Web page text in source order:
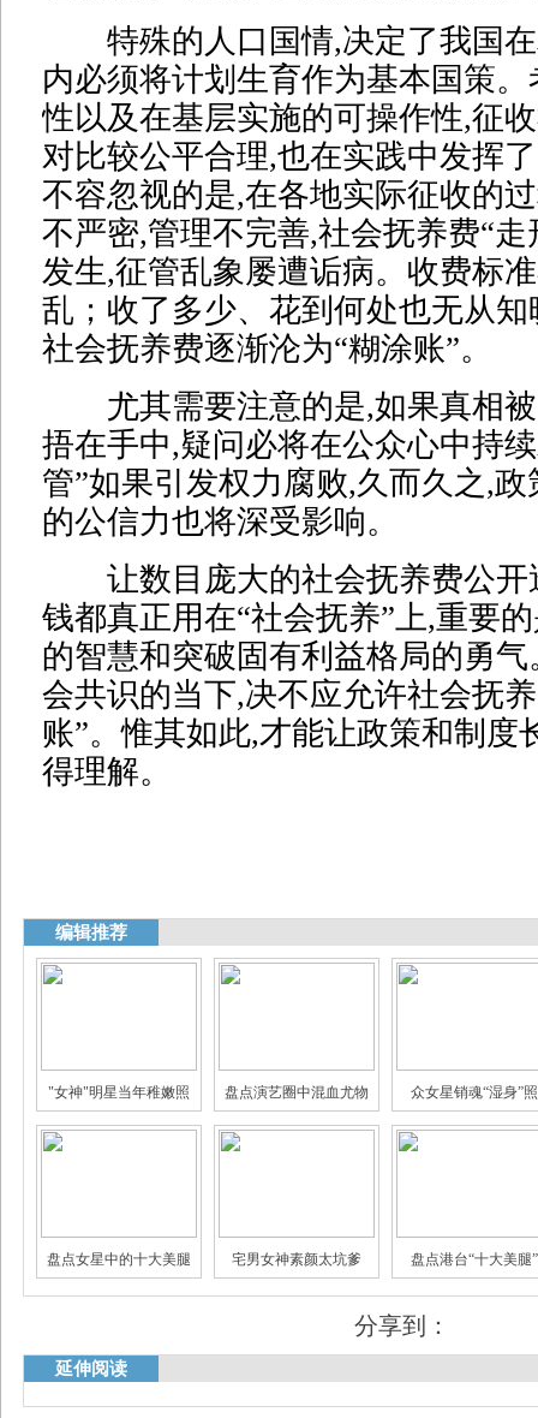
特殊的人口国情,决定了我国在
内必须将计划生育作为基本国策
性以及在基层实施的可操作性,征
对比较公平合理,也在实践中发挥
不容忽视的是,在各地实际征收的
不严密,管理不完善,社会抚养费“走
发生,征管乱象屡遭诟病。收费标
乱；收了多少、花到何处也无从
社会抚养费逐渐沦为“糊涂账”。
尤其需要注意的是,如果真相被
捂在手中,疑问必将在公众心中持
管”如果引发权力腐败,久而久之,
的公信力也将深受影响。
让数目庞大的社会抚养费公开
钱都真正用在“社会抚养”上,重要
的智慧和突破固有利益格局的勇
会共识的当下,决不应允许社会抚
账”。惟其如此,才能让政策和制度
得理解。
编辑推荐
"女神"明星当年稚嫩照 盘点演艺圈中混血尤物 众女星销魂“湿身”照
娱乐圈身家过亿的明星 揭秘娱乐圈真假"闺蜜情" 三线女星的豪门生活
盘点女星中的十大美腿 宅男女神素颜太坑爹 盘点港台“十大美腿”
分享到：
延伸阅读